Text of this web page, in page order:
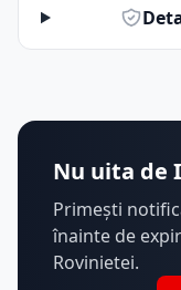
Nu uita de
Primești
înainte de
Rovinietei.